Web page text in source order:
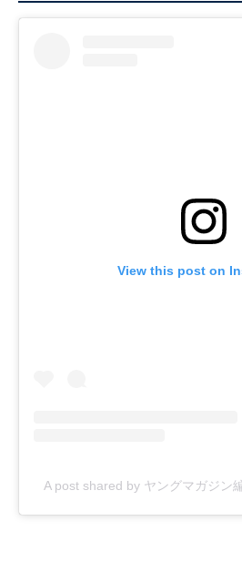
View this post on
A post shared by ヤングマガジン